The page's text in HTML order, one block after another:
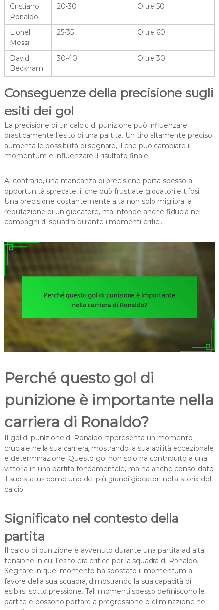
Cristiano
Ronaldo
20-30 Oltre 50
Lionel
Messi
25-35 Oltre 60
David
Beckham
30-40 Oltre 30
Conseguenze della precisione sugli
esiti dei gol
La precisione di un calcio di punizione può influenzare
drasticamente l’esito di una partita. Un tiro altamente preciso
aumenta le possibilità di segnare, il che può cambiare il
momentum e influenzare il risultato finale.
Al contrario, una mancanza di precisione porta spesso a
opportunità sprecate, il che può frustrate giocatori e tifosi.
Una precisione costantemente alta non solo migliora la
reputazione di un giocatore, ma infonde anche fiducia nei
compagni di squadra durante i momenti critici.
Perché questo gol di
punizione è importante nella
carriera di Ronaldo?
Il gol di punizione di Ronaldo rappresenta un momento
cruciale nella sua carriera, mostrando la sua abilità eccezionale
e determinazione. Questo gol non solo ha contribuito a una
vittoria in una partita fondamentale, ma ha anche consolidato
il suo status come uno dei più grandi giocatori nella storia del
calcio.
Significato nel contesto della
partita
Il calcio di punizione è avvenuto durante una partita ad alta
tensione in cui l’esito era critico per la squadra di Ronaldo.
Segnare in quel momento ha spostato il momentum a
favore della sua squadra, dimostrando la sua capacità di
esibirsi sotto pressione. Tali momenti spesso definiscono le
partite e possono portare a progressione o eliminazione nei